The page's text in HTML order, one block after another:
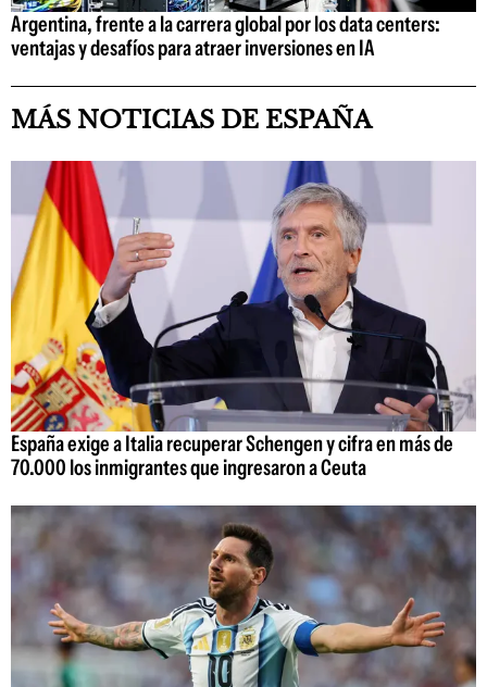
Argentina, frente a la carrera global por los data centers:
ventajas y desafíos para atraer inversiones en IA
MÁS NOTICIAS DE ESPAÑA
España exige a Italia recuperar Schengen y cifra en más de
70.000 los inmigrantes que ingresaron a Ceuta